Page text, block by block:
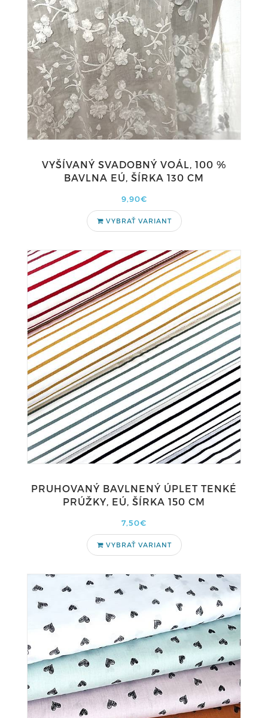
VYŠÍVANÝ SVADOBNÝ VOÁL, 100 %
BAVLNA EÚ, ŠÍRKA 130 CM
9,90€
VYBRAŤ VARIANT
PRUHOVANÝ BAVLNENÝ ÚPLET TENKÉ
PRÚŽKY, EÚ, ŠÍRKA 150 CM
7,50€
VYBRAŤ VARIANT